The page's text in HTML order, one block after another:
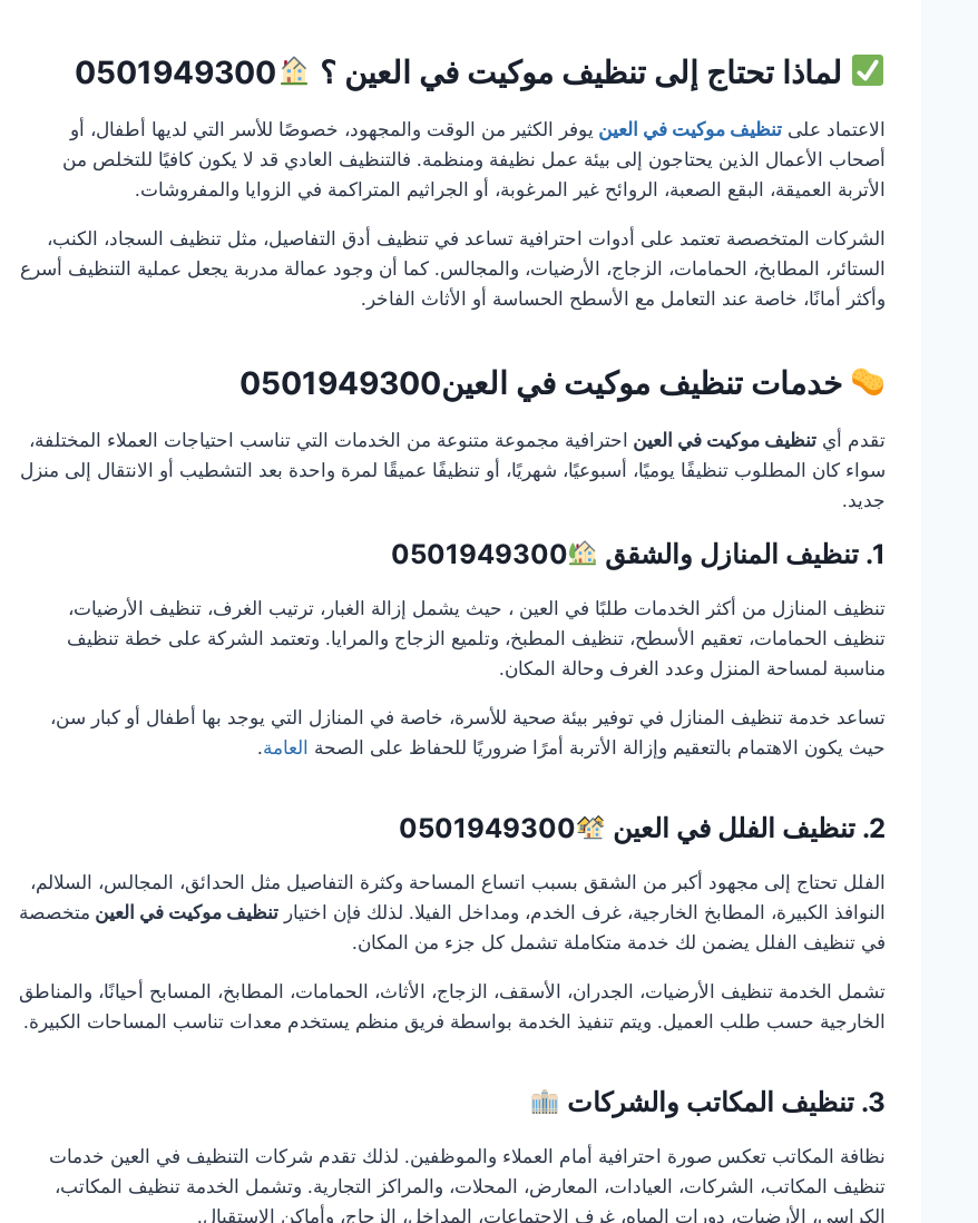
لماذا تحتاج إلى تنظيف موكيت في العين ؟ 0501949300
الاعتماد علىتنظيف موكيت في العين يوفر الكثير من الوقت والمجهود، خصوصًا للأسر التي لديها أطفال، أو
أصحاب الأعمال الذين يحتاجون إلى بيئة عمل نظيفة ومنظمة. فالتنظيف العادي قد لا يكون كافيًا للتخلص من
الأتربة العميقة، البقع الصعبة، الروائح غير المرغوبة، أو الجراثيم المتراكمة في الزوايا والمفروشات.
الشركات المتخصصة تعتمد على أدوات احترافية تساعد في تنظيف أدق التفاصيل، مثل تنظيف السجاد، الكنب،
الستائر، المطابخ، الحمامات، الزجاج، الأرضيات، والمجالس. كما أن وجود عمالة مدربة يجعل عملية التنظيف أسرع
وأكثر أمانًا، خاصة عند التعامل مع الأسطح الحساسة أو الأثاث الفاخر.
خدمات تنظيف موكيت في العين0501949300
تقدم أيتنظيف موكيت في العين احترافية مجموعة متنوعة من الخدمات التي تناسب احتياجات العملاء المختلفة،
سواء كان المطلوب تنظيفًا يوميًا، أسبوعيًا، شهريًا، أو تنظيفًا عميقًا لمرة واحدة بعد التشطيب أو الانتقال إلى منزل
جديد.
1. تنظيف المنازل والشقق 0501949300
تنظيف المنازل من أكثر الخدمات طلبًا في العين ، حيث يشمل إزالة الغبار، ترتيب الغرف، تنظيف الأرضيات،
تنظيف الحمامات، تعقيم الأسطح، تنظيف المطبخ، وتلميع الزجاج والمرايا. وتعتمد الشركة على خطة تنظيف
مناسبة لمساحة المنزل وعدد الغرف وحالة المكان.
تساعد خدمة تنظيف المنازل في توفير بيئة صحية للأسرة، خاصة في المنازل التي يوجد بها أطفال أو كبار سن،
حيث يكون الاهتمام بالتعقيم وإزالة الأتربة أمرًا ضروريًا للحفاظ على الصحة العامة.
2. تنظيف الفلل في العين 0501949300
الفلل تحتاج إلى مجهود أكبر من الشقق بسبب اتساع المساحة وكثرة التفاصيل مثل الحدائق، المجالس، السلالم،
النوافذ الكبيرة، المطابخ الخارجية، غرف الخدم، ومداخل الفيلا. لذلك فإن اختيارتنظيف موكيت في العين متخصصة
في تنظيف الفلل يضمن لك خدمة متكاملة تشمل كل جزء من المكان.
تشمل الخدمة تنظيف الأرضيات، الجدران، الأسقف، الزجاج، الأثاث، الحمامات، المطابخ، المسابح أحيانًا، والمناطق
الخارجية حسب طلب العميل. ويتم تنفيذ الخدمة بواسطة فريق منظم يستخدم معدات تناسب المساحات الكبيرة.
3. تنظيف المكاتب والشركات
نظافة المكاتب تعكس صورة احترافية أمام العملاء والموظفين. لذلك تقدم شركات التنظيف في العين خدمات
تنظيف المكاتب، الشركات، العيادات، المعارض، المحلات، والمراكز التجارية. وتشمل الخدمة تنظيف المكاتب،
الكراسي، الأرضيات، دورات المياه، غرف الاجتماعات، المداخل، الزجاج، وأماكن الاستقبال.